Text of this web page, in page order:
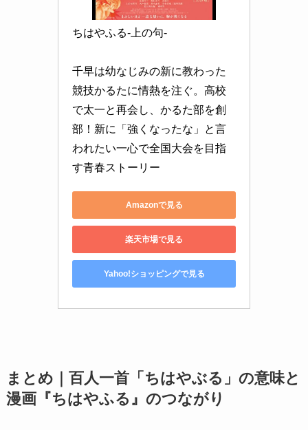
ちはやふる-上の句-
千早は幼なじみの新に教わった
競技かるたに情熱を注ぐ。高校
で太一と再会し、かるた部を創
部！新に「強くなったな」と言
われたい一心で全国大会を目指
す青春ストーリー
Amazonで見る
楽天市場で見る
Yahoo!ショッピングで見る
まとめ｜百人一首「ちはやぶる」の意味と
漫画『ちはやふる』のつながり